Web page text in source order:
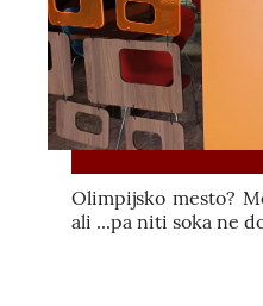
Olimpijsko mesto?
ali ...pa niti soka ne